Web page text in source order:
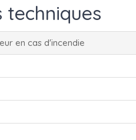
techniques
en cas d'incendie